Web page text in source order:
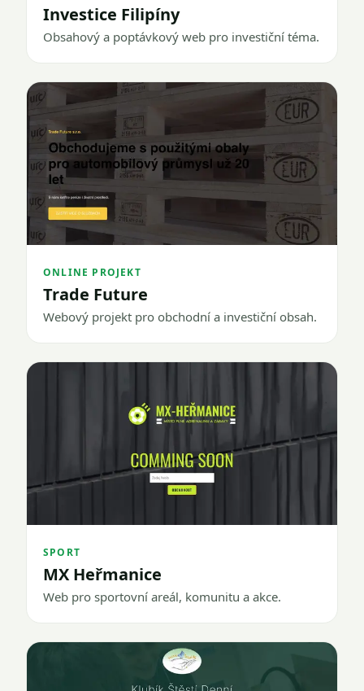
Investice Filipíny
Obsahový a poptávkový web pro investiční téma.
ONLINE PROJEKT
Trade Future
Webový projekt pro obchodní a investiční obsah.
SPORT
MX Heřmanice
Web pro sportovní areál, komunitu a akce.